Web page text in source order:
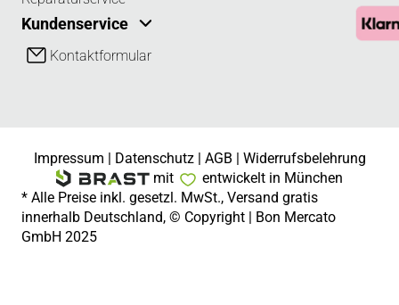
Kundenservice
Kontaktformular
Impressum | Datenschutz| AGB | Widerrufsbelehrung
mit
entwickelt in München
* Alle Preise inkl. gesetzl. MwSt., Versand gratis
innerhalb Deutschland, © Copyright | Bon Mercato
GmbH 2025